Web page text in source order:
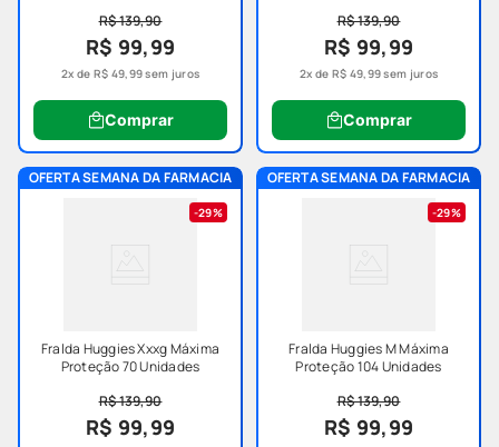
fraldas, temos uma ampla variedade de produtos para
bebês que vão facilitar o seu dia a dia. Desde alimentos
infantis até itens de higiene e cuidados especiais. Confira!
R$ 139,90
R$ 99,99
2x de R$ 49,99sem juros
Comprar
R$ 139,90
R$ 99,99
2x de R$ 49,99sem juros
Comprar
OFERTA SEMANA DA FARMACIA
29%
Fralda Huggies Xxxg Máxima
Proteção 70 Unidades
R$ 139,90
R$ 99,99
OFERTA SEMANA DA FARMACIA
29%
Fralda Huggies M Máxima
Proteção 104 Unidades
R$ 139,90
R$ 99,99